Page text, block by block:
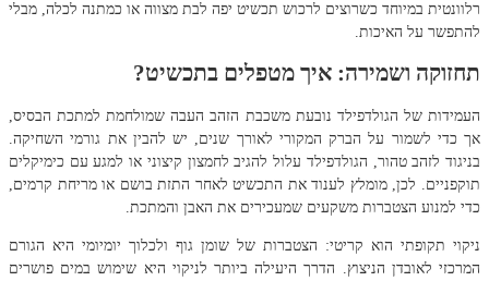
רלוונטית במיוחד כשרוצים לרכוש תכשיט יפה לבת מצווה או כמתנה לכלה, מבלי
להתפשר על האיכות.
תחזוקה ושמירה: איך מטפלים בתכשיט?
העמידות של הגולדפילד נובעת משכבת הזהב העבה שמולחמת למתכת הבסיס,
אך כדי לשמור על הברק המקורי לאורך שנים, יש להבין את גורמי השחיקה.
בניגוד לזהב טהור, הגולדפילד עלול להגיב לחמצון קיצוני או למגע עם כימיקלים
תוקפניים. לכן, מומלץ לענוד את התכשיט לאחר התזת בושם או מריחת קרמים,
כדי למנוע הצטברות משקעים שמעכירים את האבן והמתכת.
ניקוי תקופתי הוא קריטי: הצטברות של שומן גוף ולכלוך יומיומי היא הגורם
המרכזי לאובדן הניצוץ. הדרך היעילה ביותר לניקוי היא שימוש במים פושרים